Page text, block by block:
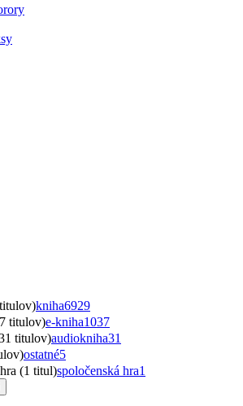
kniha6929
titulov)e-kniha1037
titulov)audiokniha31
ostatné5
(1 titul)spoločenská hra1